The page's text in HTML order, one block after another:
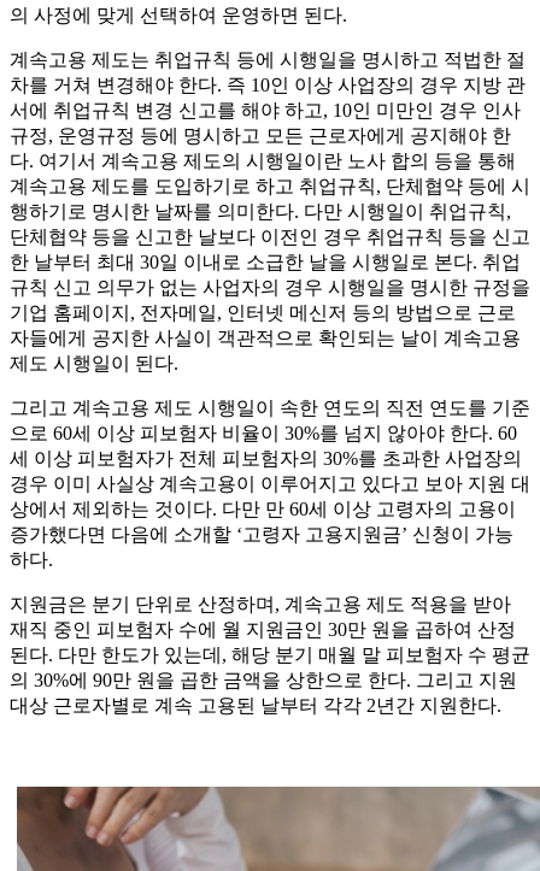
의 사정에 맞게 선택하여 운영하면 된다.
계속고용 제도는 취업규칙 등에 시행일을 명시하고 적법한 절
차를 거쳐 변경해야 한다. 즉 10인 이상 사업장의 경우 지방 관
서에 취업규칙 변경 신고를 해야 하고, 10인 미만인 경우 인사
규정, 운영규정 등에 명시하고 모든 근로자에게 공지해야 한
다. 여기서 계속고용 제도의 시행일이란 노사 합의 등을 통해
계속고용 제도를 도입하기로 하고 취업규칙, 단체협약 등에 시
행하기로 명시한 날짜를 의미한다. 다만 시행일이 취업규칙,
단체협약 등을 신고한 날보다 이전인 경우 취업규칙 등을 신고
한 날부터 최대 30일 이내로 소급한 날을 시행일로 본다. 취업
규칙 신고 의무가 없는 사업자의 경우 시행일을 명시한 규정을
기업 홈페이지, 전자메일, 인터넷 메신저 등의 방법으로 근로
자들에게 공지한 사실이 객관적으로 확인되는 날이 계속고용
제도 시행일이 된다.
그리고 계속고용 제도 시행일이 속한 연도의 직전 연도를 기준
으로 60세 이상 피보험자 비율이 30%를 넘지 않아야 한다. 60
세 이상 피보험자가 전체 피보험자의 30%를 초과한 사업장의
경우 이미 사실상 계속고용이 이루어지고 있다고 보아 지원 대
상에서 제외하는 것이다. 다만 만 60세 이상 고령자의 고용이
증가했다면 다음에 소개할 ‘고령자 고용지원금’ 신청이 가능
하다.
지원금은 분기 단위로 산정하며, 계속고용 제도 적용을 받아
재직 중인 피보험자 수에 월 지원금인 30만 원을 곱하여 산정
된다. 다만 한도가 있는데, 해당 분기 매월 말 피보험자 수 평균
의 30%에 90만 원을 곱한 금액을 상한으로 한다. 그리고 지원
대상 근로자별로 계속 고용된 날부터 각각 2년간 지원한다.